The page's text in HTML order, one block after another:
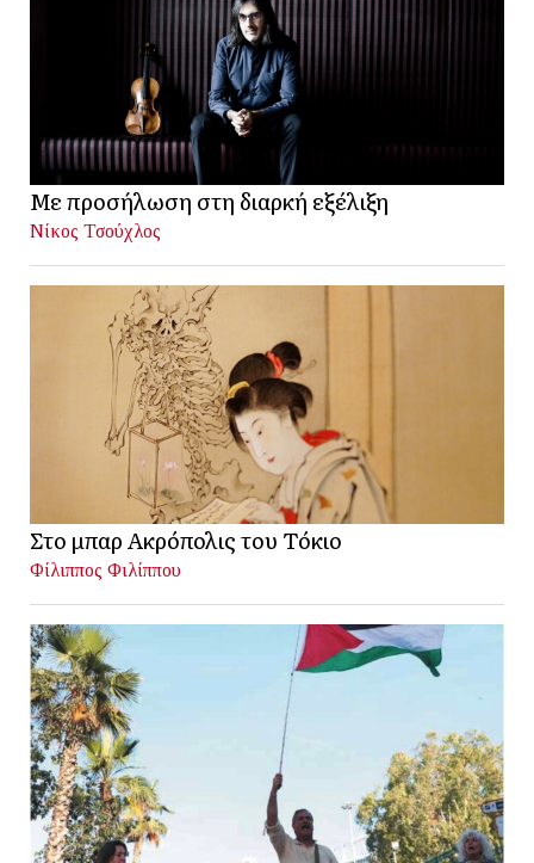
Με προσήλωση στη διαρκή εξέλιξη
Νίκος Τσούχλος
Στο μπαρ Ακρόπολις του Τόκιο
Φίλιππος Φιλίππου